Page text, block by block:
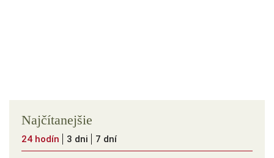
Najčítanejšie
24 hodín 3 dni 7 dní